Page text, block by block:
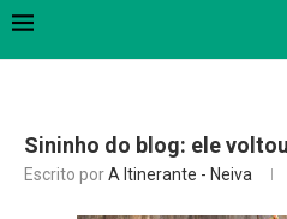
Sininho do blog: ele
Escrito porA Itinerante - Neiva